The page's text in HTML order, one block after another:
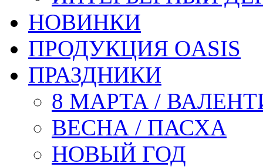
НОВИНКИ
ПРОДУКЦИЯ OASIS
ПРАЗДНИКИ
8 МАРТА /
ВЕСНА / ПАСХА
НОВЫЙ ГОД